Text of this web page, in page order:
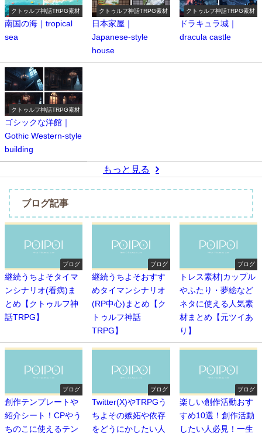
クトゥルフ神話TRPG素材
南国の海｜tropical
sea
クトゥルフ神話TRPG素材
日本家屋｜
Japanese-style
house
クトゥルフ神話TRPG素材
ドラキュラ城｜
dracula castle
クトゥルフ神話TRPG素材
ゴシックな洋館｜
Gothic Western-style
building
もっと見る
ブログ記事
ブログ
継続うちよそタイマ
ンシナリオ(看病)ま
とめ【クトゥルフ神
話TRPG】
ブログ
継続うちよそおすす
めタイマンシナリオ
(RP中心)まとめ【ク
トゥルフ神話
TRPG】
ブログ
トレス素材|カップル
やふたり・夢絵など
ネタに使える人気素
材まとめ【元ツイあ
り】
ブログ
創作テンプレートや
紹介シート！CPやう
ちのこに使えるテン
ブログ
Twitter(X)やTRPGう
ちよその嫉妬や依存
をどうにかしたい人
ブログ
楽しい創作活動おす
すめ10選！創作活動
したい人必見！一生